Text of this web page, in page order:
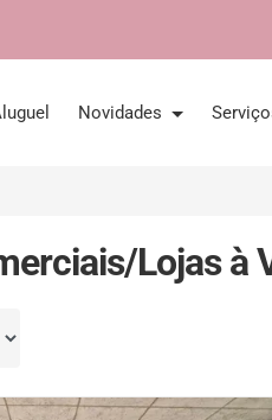
Novidades
Lojas à